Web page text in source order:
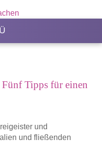
Tipps für einen
und
und fließenden